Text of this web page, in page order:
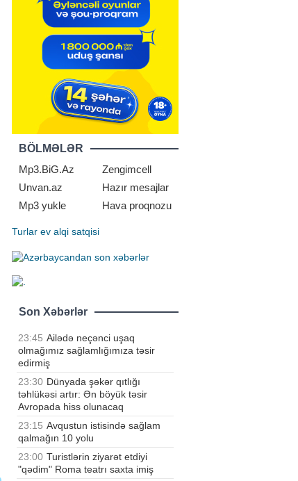
BÖLMƏLƏR
Mp3.BiG.Az
Zengimcell
Unvan.az
Hazır mesajlar
Mp3 yukle
Hava proqnozu
Turlar ev alqi satqisi
Son Xəbərlər
23:45 Ailədə neçənci uşaq
olmağımız sağlamlığımıza təsir
edirmiş
23:30 Dünyada şəkər qıtlığı
təhlükəsi artır: Ən böyük təsir
Avropada hiss olunacaq
23:15 Avqustun istisində sağlam
qalmağın 10 yolu
23:00 Turistlərin ziyarət etdiyi
"qədim" Roma teatrı saxta imiş